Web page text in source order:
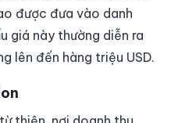
được đưa vào danh
giá này thường diễn ra
lên đến hàng triệu USD.